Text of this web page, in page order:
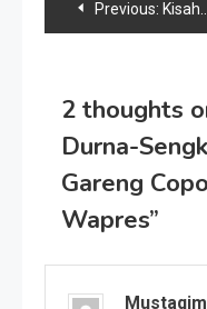
Previous: Kisah Petruk Jadi Raja, Kebohongan Bisa Mengubah Nasib Sebuah Negeri?
2 thoughts
Durna-
Gareng
Wapres”